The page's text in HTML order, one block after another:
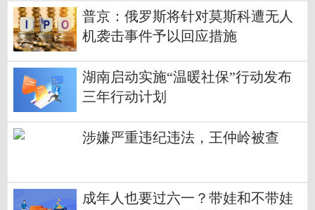
普京：俄罗斯将针对莫斯科遭无人
机袭击事件予以回应措施
湖南启动实施“温暖社保”行动发布
三年行动计划
涉嫌严重违纪违法，王仲岭被查
成年人也要过六一？带娃和不带娃